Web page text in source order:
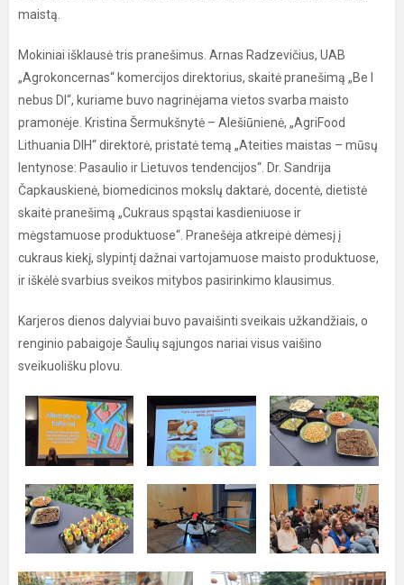
maistą.
Mokiniai išklausė tris pranešimus. Arnas Radzevičius, UAB
„Agrokoncernas“ komercijos direktorius, skaitė pranešimą „Be I
nebus DI“, kuriame buvo nagrinėjama vietos svarba maisto
pramonėje. Kristina Šermukšnytė – Alešiūnienė, „AgriFood
Lithuania DIH“ direktorė, pristatė temą „Ateities maistas – mūsų
lentynose: Pasaulio ir Lietuvos tendencijos“. Dr. Sandrija
Čapkauskienė, biomedicinos mokslų daktarė, docentė, dietistė
skaitė pranešimą „Cukraus spąstai kasdieniuose ir
mėgstamuose produktuose“. Pranešėja atkreipė dėmesį į
cukraus kiekį, slypintį dažnai vartojamuose maisto produktuose,
ir iškėlė svarbius sveikos mitybos pasirinkimo klausimus.
Karjeros dienos dalyviai buvo pavaišinti sveikais užkandžiais, o
renginio pabaigoje Šaulių sąjungos nariai visus vaišino
sveikuolišku plovu.